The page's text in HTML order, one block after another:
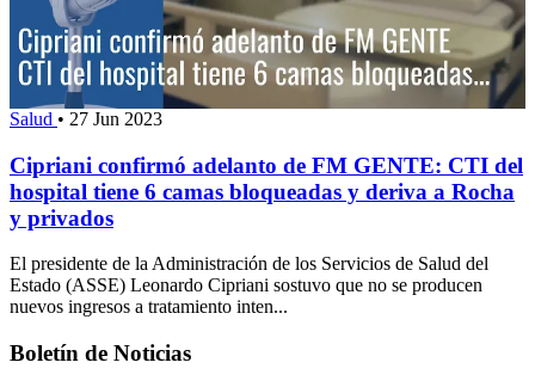
Salud • 27 Jun 2023
Cipriani confirmó adelanto de FM GENTE: CTI del
hospital tiene 6 camas bloqueadas y deriva a Rocha
y privados
El presidente de la Administración de los Servicios de Salud del
Estado (ASSE) Leonardo Cipriani sostuvo que no se producen
nuevos ingresos a tratamiento inten...
Boletín de Noticias